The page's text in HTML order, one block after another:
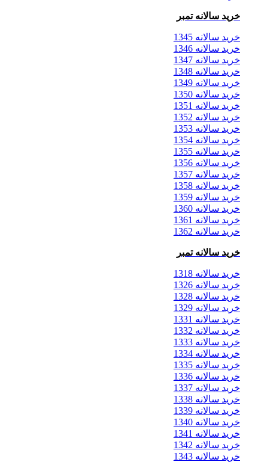
خرید سالانه تمبر
خرید سالانه 1345
خرید سالانه 1346
خرید سالانه 1347
خرید سالانه 1348
خرید سالانه 1349
خرید سالانه 1350
خرید سالانه 1351
خرید سالانه 1352
خرید سالانه 1353
خرید سالانه 1354
خرید سالانه 1355
خرید سالانه 1356
خرید سالانه 1357
خرید سالانه 1358
خرید سالانه 1359
خرید سالانه 1360
خرید سالانه 1361
خرید سالانه 1362
خرید سالانه تمبر
خرید سالانه 1318
خرید سالانه 1326
خرید سالانه 1328
خرید سالانه 1329
خرید سالانه 1331
خرید سالانه 1332
خرید سالانه 1333
خرید سالانه 1334
خرید سالانه 1335
خرید سالانه 1336
خرید سالانه 1337
خرید سالانه 1338
خرید سالانه 1339
خرید سالانه 1340
خرید سالانه 1341
خرید سالانه 1342
خرید سالانه 1343